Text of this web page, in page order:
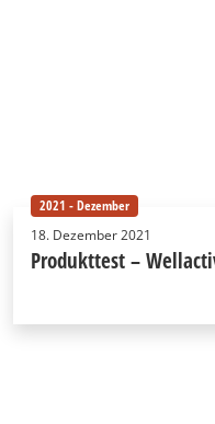
2021 - Dezember
18. Dezember 2021
Produkttest –